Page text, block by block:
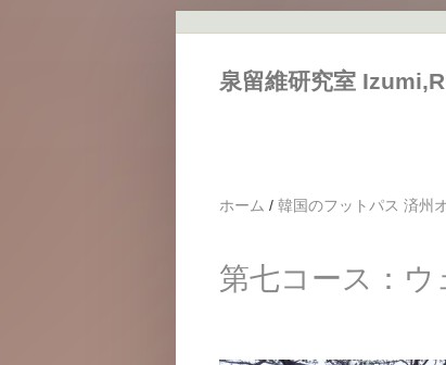
泉留維研究室
ホーム / 韓国のフットパス 済州
第七コース：ウ